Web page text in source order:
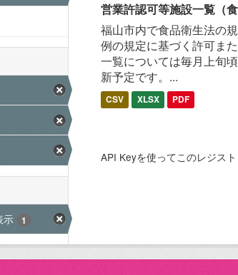
示
1
営業許認可等施設一覧（食
福山市内で食品衛生法の
例の規定に基づく許可ま
一覧については毎月上旬
新予定です。...
CSV XLSX PDF
API Keyを使ってこのレジス